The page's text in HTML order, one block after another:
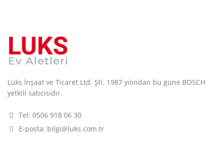
Lüks İnşaat ve Ticaret Ltd. Şti. 1987 yılından bu güne BOSCH
yetkili satıcısıdır.
Tel: 0506 918 06 30
E-posta: bilgi@luks.com.tr